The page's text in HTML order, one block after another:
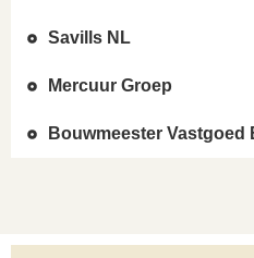
Savills NL
Mercuur Groep
Bouwmeester Vastgoed